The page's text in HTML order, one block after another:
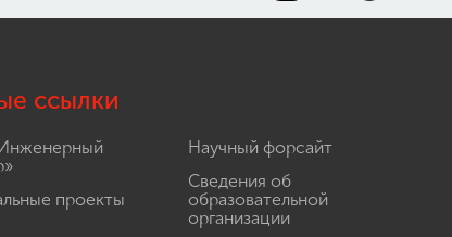
ссылки
проекты
Научный форсайт
Сведения об
образовательной
организации